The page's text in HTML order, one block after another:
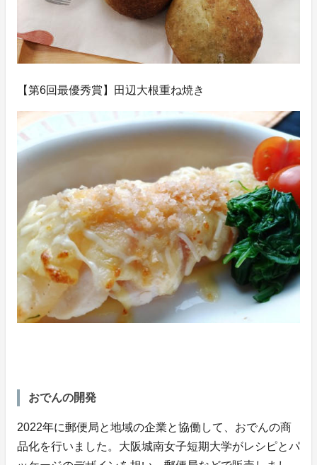
【第6回最優秀賞】田辺大根重ね焼き
おでんの開発
2022年に郵便局と地域の企業と協働して、おでんの商
品化を行いました。大阪城南女子短期大学がレシピとパ